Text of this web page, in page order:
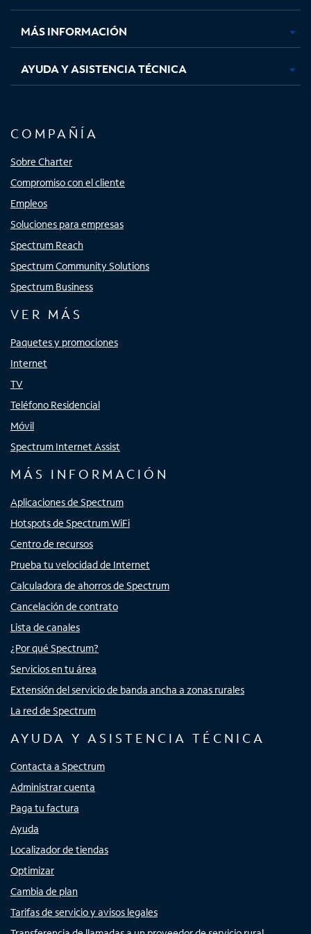
nuevanuevanuevanueva
MÁS INFORMACIÓN
AYUDA Y ASISTENCIA TÉCNICA
COMPAÑÍA
Sobre Charter
Compromiso con el cliente
Empleos
Soluciones para empresas
Spectrum Reach
Spectrum Community Solutions
Spectrum Business
VER MÁS
Paquetes y promociones
Internet
TV
Teléfono Residencial
Móvil
Spectrum Internet Assist
MÁS INFORMACIÓN
Aplicaciones de Spectrum
Hotspots de Spectrum WiFi
Centro de recursos
Prueba tu velocidad de Internet
Calculadora de ahorros de Spectrum
Cancelación de contrato
Lista de canales
¿Por qué Spectrum?
Servicios en tu área
Extensión del servicio de banda ancha a zonas rurales
La red de Spectrum
AYUDA Y ASISTENCIA TÉCNICA
Contacta a Spectrum
Administrar cuenta
Paga tu factura
Ayuda
Localizador de tiendas
Optimizar
Cambia de plan
Tarifas de servicio y avisos legales